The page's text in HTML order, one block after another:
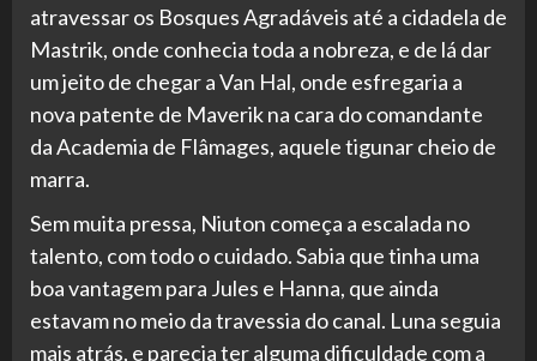
atravessar os Bosques Agradáveis até a cidadela de
Mastrik, onde conhecia toda a nobreza, e de lá dar
um jeito de chegar a Van Hal, onde esfregaria a
nova patente de Maverik na cara do comandante
da Academia de Flâmages, aquele tigunar cheio de
marra.
Sem muita pressa, Niuton começa a escalada no
talento, com todo o cuidado. Sabia que tinha uma
boa vantagem para Jules e Hanna, que ainda
estavam no meio da travessia do canal. Luna seguia
mais atrás, e parecia ter alguma dificuldade com a